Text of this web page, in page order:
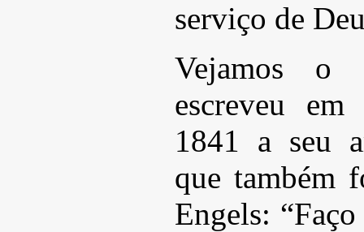
serviço de
Vejamos o
escreveu
1841 a seu
que também
Engels: